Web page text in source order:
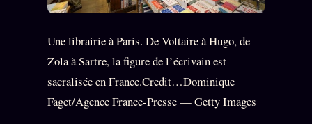
Une librairie à Paris. De Voltaire à Hugo, de
Zola à Sartre, la figure de l’écrivain est
sacralisée en France.Credit…Dominique
Faget/Agence France-Presse — Getty Images